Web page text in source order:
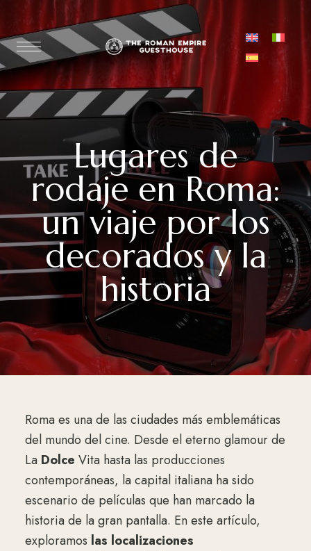
Lugares de
rodaje en Roma:
un viaje por los
decorados y la
historia
Roma es una de las ciudades más emblemáticas
del mundo del cine. Desde el eterno glamour de
La Dolce Vita hasta las producciones
contemporáneas, la capital italiana ha sido
escenario de películas que han marcado la
historia de la gran pantalla. En este artículo,
exploramos las localizaciones